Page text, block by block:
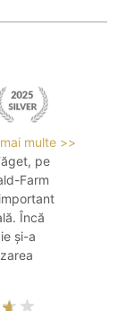
multe >>
pe
Farm
Încă
și-a